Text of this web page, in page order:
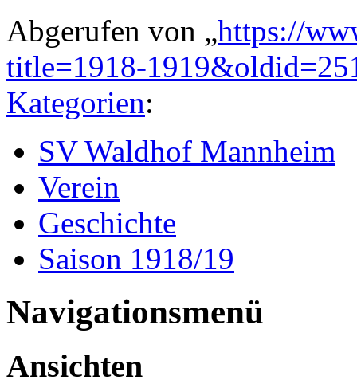
Abgerufen von „https://
title=1918-
Kategorien:
SV Waldhof Mannheim
Verein
Geschichte
Saison 1918/19
Navigationsmenü
Ansichten